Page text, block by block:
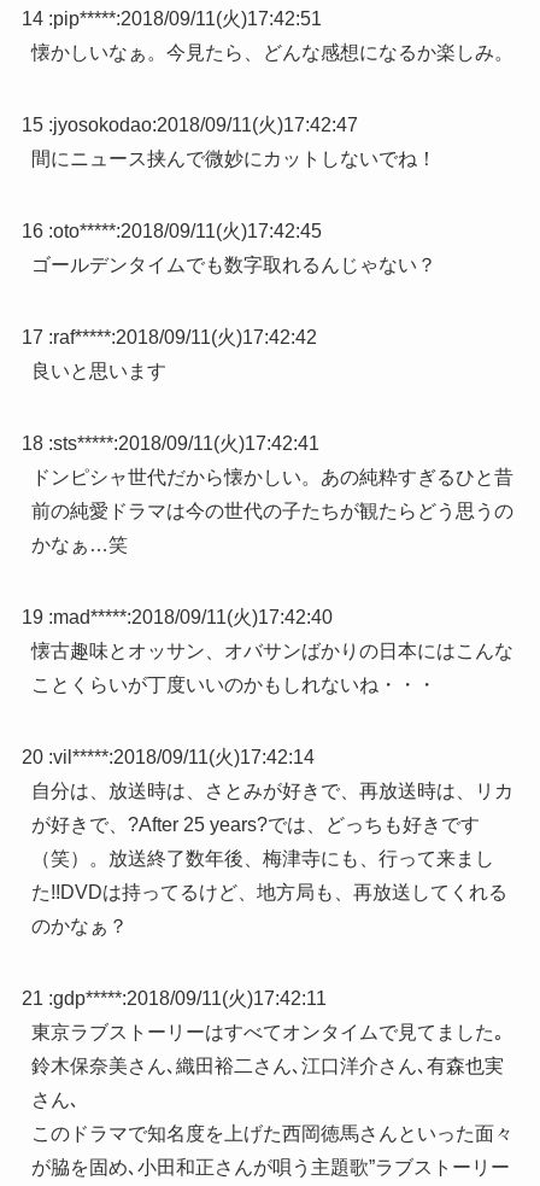
14 :pip*****:2018/09/11(火)17:42:51
懐かしいなぁ。今見たら、どんな感想になるか楽しみ。
15 :jyosokodao:2018/09/11(火)17:42:47
間にニュース挟んで微妙にカットしないでね！
16 :oto*****:2018/09/11(火)17:42:45
ゴールデンタイムでも数字取れるんじゃない？
17 :raf*****:2018/09/11(火)17:42:42
良いと思います
18 :sts*****:2018/09/11(火)17:42:41
ドンピシャ世代だから懐かしい。あの純粋すぎるひと昔
前の純愛ドラマは今の世代の子たちが観たらどう思うの
かなぁ…笑
19 :mad*****:2018/09/11(火)17:42:40
懐古趣味とオッサン、オバサンばかりの日本にはこんな
ことくらいが丁度いいのかもしれないね・・・
20 :vil*****:2018/09/11(火)17:42:14
自分は、放送時は、さとみが好きで、再放送時は、リカ
が好きで、?After 25 years?では、どっちも好きです
（笑）。放送終了数年後、梅津寺にも、行って来まし
た!!DVDは持ってるけど、地方局も、再放送してくれる
のかなぁ？
21 :gdp*****:2018/09/11(火)17:42:11
東京ラブストーリーはすべてオンタイムで見てました｡
鈴木保奈美さん､織田裕二さん､江口洋介さん､有森也実
さん､
このドラマで知名度を上げた西岡徳馬さんといった面々
が脇を固め､小田和正さんが唄う主題歌”ラブストーリー